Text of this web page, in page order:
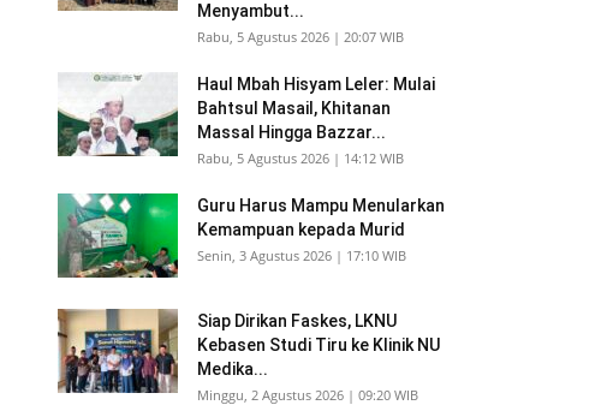
Menyambut...
Rabu, 5 Agustus 2026 | 20:07 WIB
Haul Mbah Hisyam Leler: Mulai
Bahtsul Masail, Khitanan
Massal Hingga Bazzar...
Rabu, 5 Agustus 2026 | 14:12 WIB
Guru Harus Mampu Menularkan
Kemampuan kepada Murid
Senin, 3 Agustus 2026 | 17:10 WIB
Siap Dirikan Faskes, LKNU
Kebasen Studi Tiru ke Klinik NU
Medika...
Minggu, 2 Agustus 2026 | 09:20 WIB